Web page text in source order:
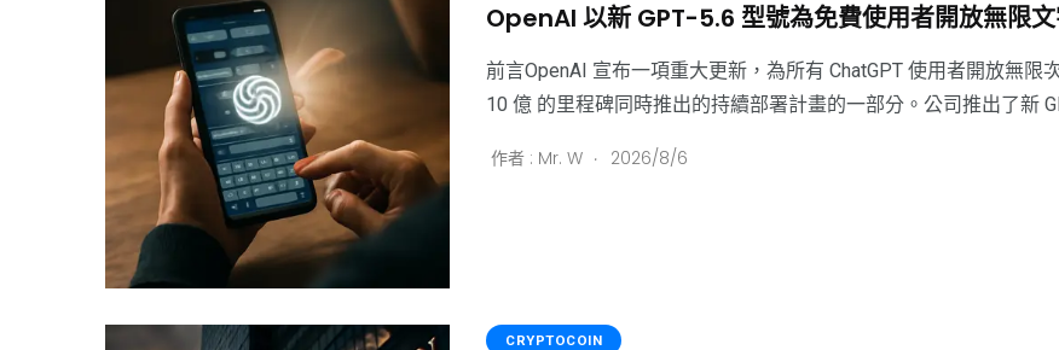
OpenAI 以新 GPT-5.6 型號為免費使用者開放無限
前言OpenAI 宣布一項重大更新，為所有 ChatGPT 使用者開放無限
10 億 的里程碑同時推出的持續部署計畫的一部分。公司推出了新
作者 : Mr. W . 2026/8/6
CRYPTOCOIN